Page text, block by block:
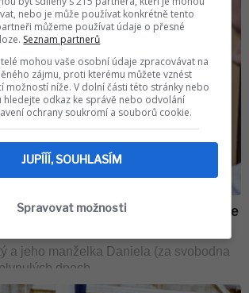
nebo je může používat konkrétně tento
můžeme používat údaje o přesné
Seznam partnerů
mohou vaše osobní údaje zpracovávat na
zájmu, proti kterému můžete vznést
možností níže. V dolní části této stránky nebo
hledejte odkaz ke správě nebo odvolání
ochrany soukromí a souborů cookie.
JUPÍÍÍ, SOUHLASÍM
Spravovat možnosti